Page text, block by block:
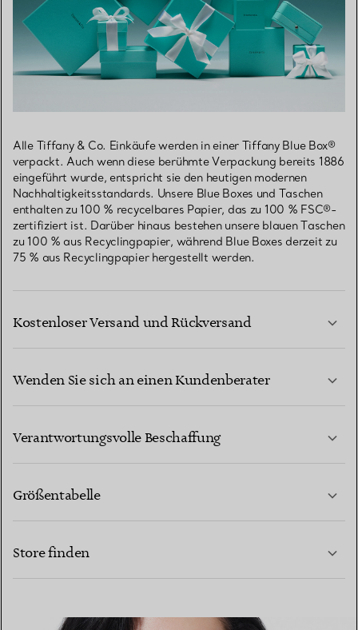
Alle Tiffany & Co. Einkäufe werden in einer Tiffany Blue Box®
verpackt. Auch wenn diese berühmte Verpackung bereits 1886
eingeführt wurde, entspricht sie den heutigen modernen
Nachhaltigkeitsstandards. Unsere Blue Boxes und Taschen
enthalten zu 100 % recycelbares Papier, das zu 100 % FSC®-
zertifiziert ist. Darüber hinaus bestehen unsere blauen Taschen
zu 100 % aus Recyclingpapier, während Blue Boxes derzeit zu
75 % aus Recyclingpapier hergestellt werden.
Kostenloser Versand und Rückversand
Wenden Sie sich an einen Kundenberater
Verantwortungsvolle Beschaffung
Größentabelle
Store finden